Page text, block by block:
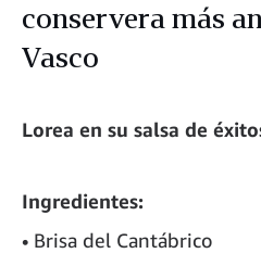
conservera más
Vasco
Lorea en su salsa de
Ingredientes:
• Brisa del Cantábrico